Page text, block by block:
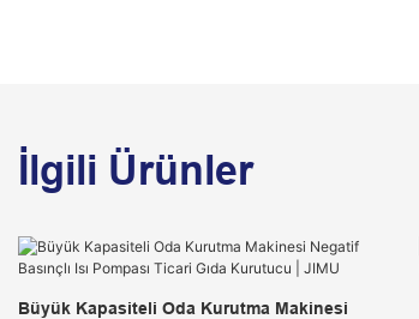
İlgili Ürünler
Büyük Kapasiteli Oda Kurutma Makinesi